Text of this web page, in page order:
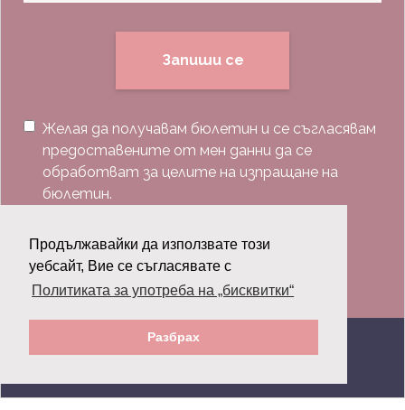
Продължавайки да използвате този
уебсайт, Вие се съгласявате с
Политиката за употреба на „бисквитки“
Разбрах
Запиши се
Желая да получавам бюлетин и се съгласявам
предоставените от мен данни да се
обработват за целите на изпращане на
бюлетин.
Последвай ни:
© 2026 Grazia.bg - Всички права запазени